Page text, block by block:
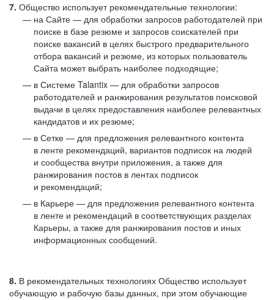
7. Общество использует рекомендательные технологии:
на Сайте — для обработки запросов работодателей при
поиске в базе резюме и запросов соискателей при
поиске вакансий в целях быстрого предварительного
отбора вакансий и резюме, из которых пользователь
Сайта может выбрать наиболее подходящие;
в Системе Talantix — для обработки запросов
работодателей и ранжирования результатов поисковой
выдачи в целях предоставления наиболее релевантных
кандидатов и их резюме;
в Сетке — для предложения релевантного контента
в ленте рекомендаций, вариантов подписок на людей
и сообщества внутри приложения, а также для
ранжирования постов в лентах подписок
и рекомендаций;
в Карьере — для предложения релевантного контента
в ленте и рекомендаций в соответствующих разделах
Карьеры, а также для ранжирования постов и иных
информационных сообщений.
8. В рекомендательных технологиях Общество использует
обучающую и рабочую базы данных, при этом обучающие